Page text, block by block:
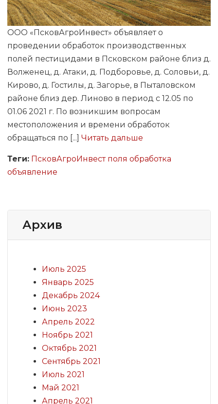
ООО «ПсковАгроИнвест» объявляет о
проведении обработок производственных
полей пестицидами в Псковском районе близ д.
Волженец, д. Атаки, д. Подборовье, д. Соловьи, д.
Кирово, д. Гостилы, д. Загорье, в Пыталовском
районе близ дер. Линово в период с 12.05 по
01.06 2021 г. По возникшим вопросам
местоположения и времени обработок
обращаться по [...] Читать дальше
Теги: ПсковАгроИнвест поля обработка
объявление
Архив
Июль 2025
Январь 2025
Декабрь 2024
Июнь 2023
Апрель 2022
Ноябрь 2021
Октябрь 2021
Сентябрь 2021
Июль 2021
Май 2021
Апрель 2021